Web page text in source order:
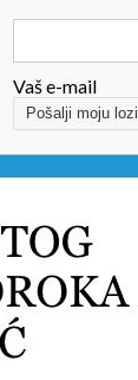
Vaš e-mail